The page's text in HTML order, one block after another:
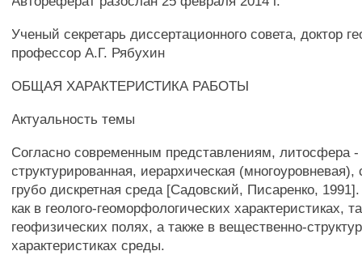
Ученый секретарь диссертационного совета, доктор
профессор А.Г. Рябухин
ОБЩАЯ ХАРАКТЕРИСТИКА РАБОТЫ
Актуальность темы
Согласно современным представлениям, литосфера -
структурированная, иерархическая
грубо дискретная среда [Садовский, Писаренко,
как в геолого-геоморфологических характеристиках,
геофизических полях, а также в вещественно-
характеристиках среды.